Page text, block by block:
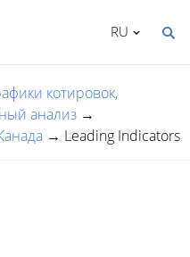
RU
котировок,
анализ →
→ Leading Indicators